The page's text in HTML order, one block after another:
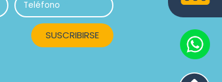
Teléfono
SUSCRIBIRSE